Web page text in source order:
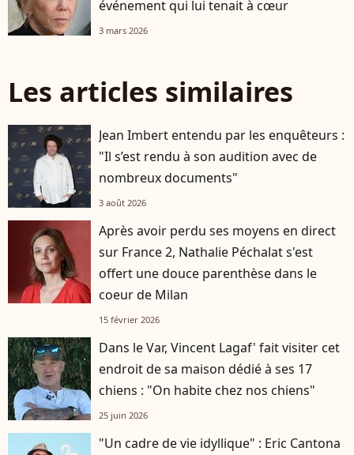
événement qui lui tenait à cœur
3 mars 2026
Les articles similaires
Jean Imbert entendu par les enquêteurs :
"Il s’est rendu à son audition avec de
nombreux documents"
3 août 2026
Après avoir perdu ses moyens en direct
sur France 2, Nathalie Péchalat s'est
offert une douce parenthèse dans le
coeur de Milan
15 février 2026
Dans le Var, Vincent Lagaf' fait visiter cet
endroit de sa maison dédié à ses 17
chiens : "On habite chez nos chiens"
25 juin 2026
"Un cadre de vie idyllique" : Eric Cantona